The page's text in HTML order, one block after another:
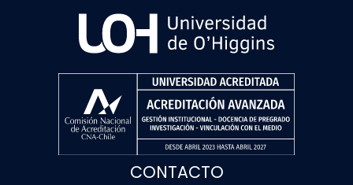
CONTACTO